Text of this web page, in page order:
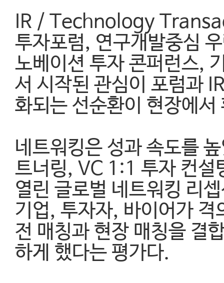
IR / Technology
투자포럼, 연구개발중심
노베이션 투자 콘퍼런스,
서 시작된 관심이 포럼과
화되는 선순환이 현장에서
네트워킹은 성과 속도를
트너링, VC 1:1 투자 컨설
열린 글로벌 네트워킹 리
기업, 투자자, 바이어가 격
전 매칭과 현장 매칭을 결
하게 했다는 평가다.